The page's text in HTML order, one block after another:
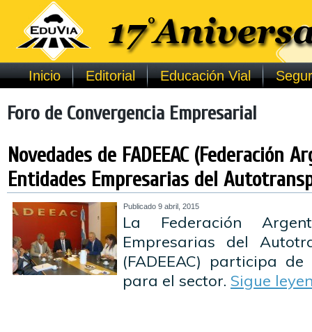
Inicio Editorial Educación Vial
Foro de Convergencia Empresarial
Novedades de FADEEAC (Federación
Entidades Empresarias del
Publicado 9 abril, 2015
La Federación
Empresarias del
(FADEEAC) participa
para el sector. Sigue